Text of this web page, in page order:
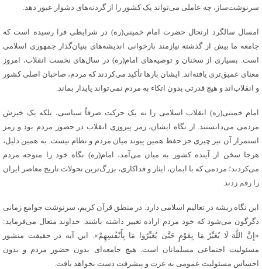
سرنوشت‌ساز، چه عاملی می‌تواند یک کشور را از گردنه‌های دشوار عبور دهد.
امسال سالگرد ارتحال حضرت امام خمینی(ره) در شرایطی فرا رسیده است که
جامعه ما بیش از گذشته نیازمند بازخوانی اندیشه‌های بنیان‌گذار جمهوری اسلامی
است. بسیاری از سخنان و توصیه‌های امام(ره) در سال‌های نخست انقلاب، امروز
معنای عمیق‌تری یافته‌اند. ایشان بارها تأکید می‌کردند که مردم، صاحبان اصلی کشور
و انقلاب‌اند و هیچ قدرتی بدون اتکاء به مردم نمی‌تواند پایدار بماند.
امام خمینی(ره) انقلاب اسلامی را نه یک حرکت صرفاً سیاسی، بلکه یک خیزش
مردمی می‌دانستند. از نگاه ایشان، رمز پیروزی انقلاب در حضور مردم بود و رمز
استمرار آن نیز چیزی جز حفظ همین پیوند میان مردم و نظام نیست. به همین دلیل،
هرجا سخن از آینده کشور به میان می‌آمد، امام(ره) نگاه خود را متوجه مردم
می‌کردند؛ مردمی که با ایمان، ایثار و فداکاری، بزرگ‌ترین تحولات تاریخ معاصر ایران
را رقم زدند.
این نگاه ریشه در تعالیم اسلامی دارد. در منطق قرآن کریم، سرنوشت جوامع زمانی
دگرگون می‌شود که خود مردم اراده تغییر داشته باشند. خداوند متعال می‌فرماید:
«إِنَّ اللَّهَ لَا یُغَیِّرُ مَا بِقَوْمٍ حَتَّیٰ یُغَیِّرُوا مَا بِأَنْفُسِهِمْ». این آیه در حقیقت منشور
مسئولیت اجتماعی مسلمانان است. هیچ جامعه‌ای بدون حضور مردم و بدون
احساس مسئولیت عمومی به عزت و پیشرفت دست نخواهد یافت.